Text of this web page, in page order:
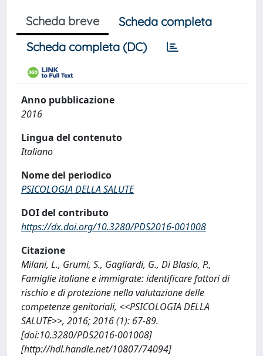
Scheda breve
Scheda completa
Scheda completa (DC)
Anno pubblicazione
2016
Lingua del contenuto
Italiano
Nome del periodico
PSICOLOGIA DELLA SALUTE
DOI del contributo
https://dx.doi.org/10.3280/PDS2016-001008
Citazione
Milani, L., Grumi, S., Gagliardi, G., Di Blasio, P.,
Famiglie italiane e immigrate: identificare fattori di
rischio e di protezione nella valutazione delle
competenze genitoriali, <<PSICOLOGIA DELLA
SALUTE>>, 2016; 2016 (1): 67-89.
[doi:10.3280/PDS2016-001008]
[http://hdl.handle.net/10807/74094]